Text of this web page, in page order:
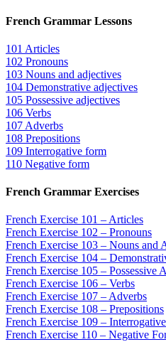
French Grammar Lessons
101 Articles
102 Pronouns
103 Nouns and adjectives
104 Demonstrative adjectives
105 Possessive adjectives
106 Verbs
107 Adverbs
108 Prepositions
109 Interrogative form
110 Negative form
French Grammar Exercises
French Exercise 101 – Articles
French Exercise 102 – Pronouns
French Exercise 103 – Nouns and
French Exercise 104 –
French Exercise 105 – Possessive
French Exercise 106 – Verbs
French Exercise 107 – Adverbs
French Exercise 108 – Prepositions
French Exercise 109 –
French Exercise 110 – Negative